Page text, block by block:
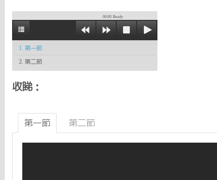
00:00 Ready
1. 第一節
2. 第二節
收睇：
第一節 第二節